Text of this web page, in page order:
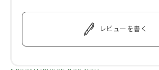
レビューを書く